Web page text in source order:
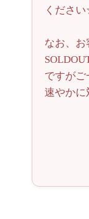
くださ
なお、
ですが
速やかに